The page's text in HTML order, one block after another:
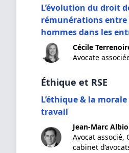
L’évolution du droit
rémunérations entre
hommes dans les
Cécile
Avocate
Éthique et RSE
L’éthique & la
travail
Jean-Marc
Avocat associé,
cabinet